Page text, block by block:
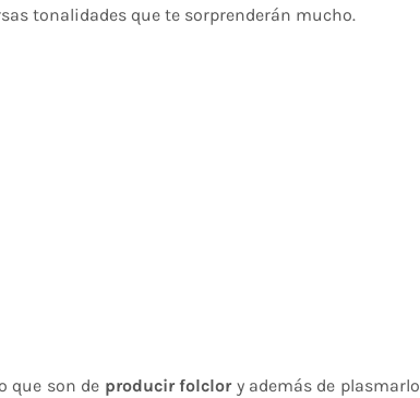
tonalidades que te sorprenderán mucho.
que son de producir folclory además de plasmarlo